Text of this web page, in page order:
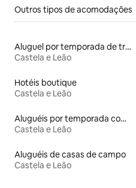
Outros tipos de acomodações
Aluguel por temporada de trailers
Castela e Leão
Hotéis boutique
Castela e Leão
Aluguéis por temporada com banheiro para PCD
Castela e Leão
Aluguéis de casas de campo
Castela e Leão